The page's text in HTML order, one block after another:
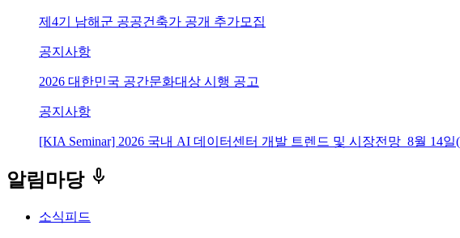
제4기 남해군 공공건축가 공개 추가모집
공지사항
2026 대한민국 공간문화대상 시행 공고
공지사항
[KIA Seminar] 2026 국내 AI 데이터센터 개발 트렌드 및 시장전망_8월 14일
알림마당 keyboard_voice
소식피드